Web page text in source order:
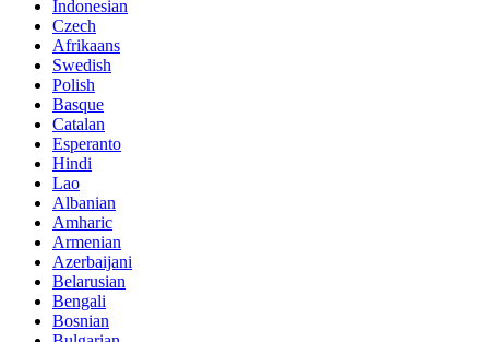
Indonesian
Czech
Afrikaans
Swedish
Polish
Basque
Catalan
Esperanto
Hindi
Lao
Albanian
Amharic
Armenian
Azerbaijani
Belarusian
Bengali
Bosnian